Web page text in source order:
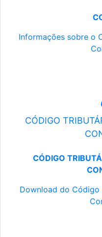
Informações sobre o
CÓDIGO
CÓDIGO
Download do